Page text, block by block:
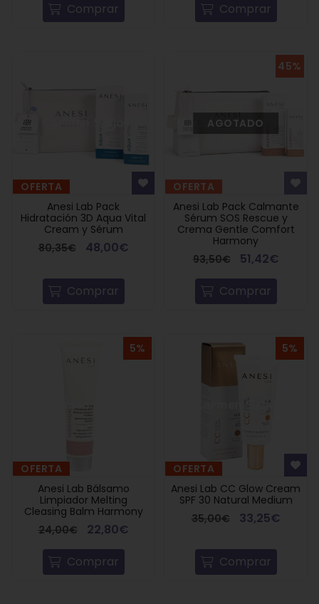
Comprar
Comprar
OFERTA
Anesi Lab Pack
Hidratación 3D Aqua Vital
Cream y Sérum
80,35€
48,00€
Comprar
45%
OFERTA
AGOTADO
Anesi Lab Pack Calmante
Sérum SOS Rescue y
Crema Gentle Comfort
Harmony
93,50€
51,42€
Comprar
5%
OFERTA
Anesi Lab Bálsamo
Limpiador Melting
Cleasing Balm Harmony
24,00€
22,80€
Comprar
5%
OFERTA
Anesi Lab CC Glow Cream
SPF 30 Natural Medium
35,00€
33,25€
Comprar